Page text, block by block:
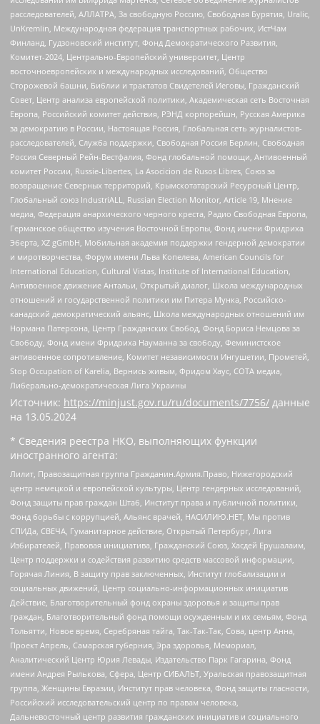
расследователей, АЛЛАТРА, За свободную Россию, Свободная Бурятия, Uralic,
UnKremlin, Международная федерация транспортных рабочих, ИстЧам
Финланд, Гудзоновский институт, Фонд Демократического Развития,
Комитет-2024, Центрально-Европейский университет, Центр
восточноевропейских и международных исследований, Общество
Сторожевой башни, Библии и трактатов Свидетелей Иеговы, Гражданский
Совет, Центр анализа европейской политики, Академическая сеть Восточная
Европа, Российский комитет действия, РЭНД корпорейшн, Русская Америка
за демократию в России, Настоящая Россия, Глобальная сеть журналистов-
расследователей, Служба поддержки, Свободная Россия Берлин, Свободная
Россия Северный Рейн-Вестфалия, Фонд глобальной помощи, Антивоенный
комитет России, Russie-Libertes, La Asocicion de Rusos Libres, Союз за
возвращение Северных территорий, Крымскотатарский Ресурсный Центр,
Глобальный союз IndustriALL, Russian Election Monitor, Article 19, Мнение
медиа, Федерация анархического черного креста, Радио Свободная Европа,
Германское общество изучения Восточной Европы, Фонд имени Фридриха
Эберта, XZ gGmbH, Мобильная академия поддержки гендерной демократии
и миротворчества, Форум имени Льва Копелева, American Councils for
International Education, Cultural Vistas, Institute of International Education,
Антивоенное движение Антальи, Открытый диалог, Школа международных
отношений и государственной политики им Питера Мунка, Российско-
канадский демократический альянс, Школа международных отношений им
Нормана Патерсона, Центр Гражданских Свобод, Фонд Бориса Немцова за
Свободу, Фонд имени Фридриха Науманна за свободу, Феминистское
антивоенное сопротивление, Комитет независимости Ингушетии, Прометей,
Stop Occupation of Karelia, Вернись живым, Фридом Хаус, СОТА медиа,
Либерально-демократическая Лига Украины
Источник: https://minjust.gov.ru/ru/documents/7756/ данные
на 13.05.2024
* Сведения реестра НКО, выполняющих функции
иностранного агента:
Лилит, Правозащитная группа Гражданин.Армия.Право, Нижегородский
центр немецкой и европейской культуры, Центр гендерных исследований,
Фонд защиты прав граждан Штаб, Институт права и публичной политики,
Фонд борьбы с коррупцией, Альянс врачей, НАСИЛИЮ.НЕТ, Мы против
СПИДа, СВЕЧА, Гуманитарное действие, Открытый Петербург, Лига
Избирателей, Правовая инициатива, Гражданский Союз, Хасдей Ерушалаим,
Центр поддержки и содействия развитию средств массовой информации,
Горячая Линия, В защиту прав заключенных, Институт глобализации и
социальных движений, Центр социально-информационных инициатив
Действие, Благотворительный фонд охраны здоровья и защиты прав
граждан, Благотворительный фонд помощи осужденным и их семьям, Фонд
Тольятти, Новое время, Серебряная тайга, Так-Так-Так, Сова, центр Анна,
Проект Апрель, Самарская губерния, Эра здоровья, Мемориал,
Аналитический Центр Юрия Левады, Издательство Парк Гагарина, Фонд
имени Андрея Рылькова, Сфера, Центр СИБАЛЬТ, Уральская правозащитная
группа, Женщины Евразии, Институт прав человека, Фонд защиты гласности,
Российский исследовательский центр по правам человека,
Дальневосточный центр развития гражданских инициатив и социального